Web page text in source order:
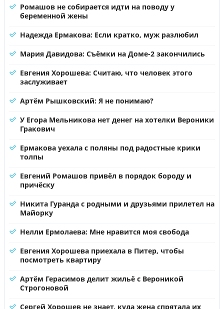
Ромашов не собирается идти на поводу у
беременной жены
Надежда Ермакова: Если кратко, муж разлюбил
Мария Давидова: Съёмки на Доме-2 закончились
Евгения Хорошева: Считаю, что человек этого
заслуживает
Артём Рышковский: Я не понимаю?
У Егора Мельникова нет денег на хотелки Вероники
Гракович
Ермакова уехала с поляны под радостные крики
толпы
Евгений Ромашов привёл в порядок бороду и
причёску
Никита Гуранда с родными и друзьями прилетел на
Майорку
Нелли Ермолаева: Мне нравится моя свобода
Евгения Хорошева приехала в Питер, чтобы
посмотреть квартиру
Артём Герасимов делит жильё с Вероникой
Строгоновой
Сергей Хорошев не знает, куда жена спрятала их